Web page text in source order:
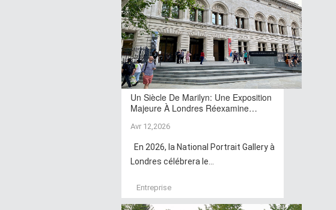
Un Siècle De Marilyn: Une Exposition
Majeure À Londres Réexamine…
Avr 12,2026
En 2026, la National Portrait Gallery à
Londres célébrera le...
Entreprise